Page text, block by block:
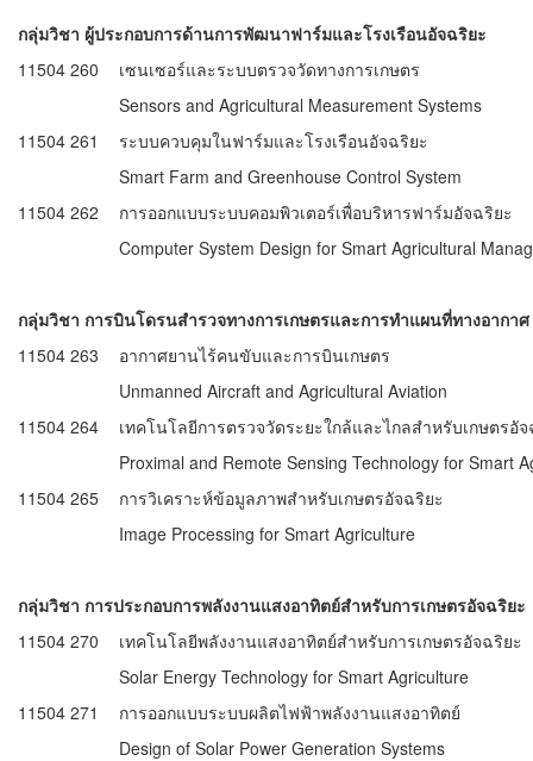
กลุ่มวิชา ผู้ประกอบการด้านการพัฒนาฟาร์มและโรงเรือนอัจฉริยะ
11504 260
เซนเซอร์และระบบตรวจวัดทางการเกษตร
Sensors and Agricultural Measurement Systems
11504 261
ระบบควบคุมในฟาร์มและโรงเรือนอัจฉริยะ
Smart Farm and Greenhouse Control System
11504 262
การออกแบบระบบคอมพิวเตอร์เพื่อบริหารฟาร์มอัจฉริยะ
Computer System Design for Smart Agricultural
กลุ่มวิชา การบินโดรนสำรวจทางการเกษตรและการทำแผนที่ทางอากาศ
11504 263
อากาศยานไร้คนขับและการบินเกษตร
Unmanned Aircraft and Agricultural Aviation
11504 264
เทคโนโลยีการตรวจวัดระยะใกล้และไกลสำหรับเกษตรอั
Proximal and Remote Sensing Technology for Smart
11504 265
การวิเคราะห์ข้อมูลภาพสำหรับเกษตรอัจฉริยะ
Image Processing for Smart Agriculture
กลุ่มวิชา การประกอบการพลังงานแสงอาทิตย์สำหรับการเกษตรอัจฉริยะ
11504 270
เทคโนโลยีพลังงานแสงอาทิตย์สำหรับการเกษตรอัจฉริยะ
Solar Energy Technology for Smart Agriculture
11504 271
การออกแบบระบบผลิตไฟฟ้าพลังงานแสงอาทิตย์
Design of Solar Power Generation Systems